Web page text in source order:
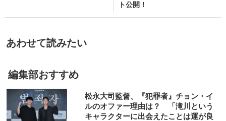
ト公開！
あわせて読みたい
編集部おすすめ
松永大司監督、『犯罪者』チョン・イ
ルのオファー理由は？ 「滝川という
キャラクターに出会えたことは運が良